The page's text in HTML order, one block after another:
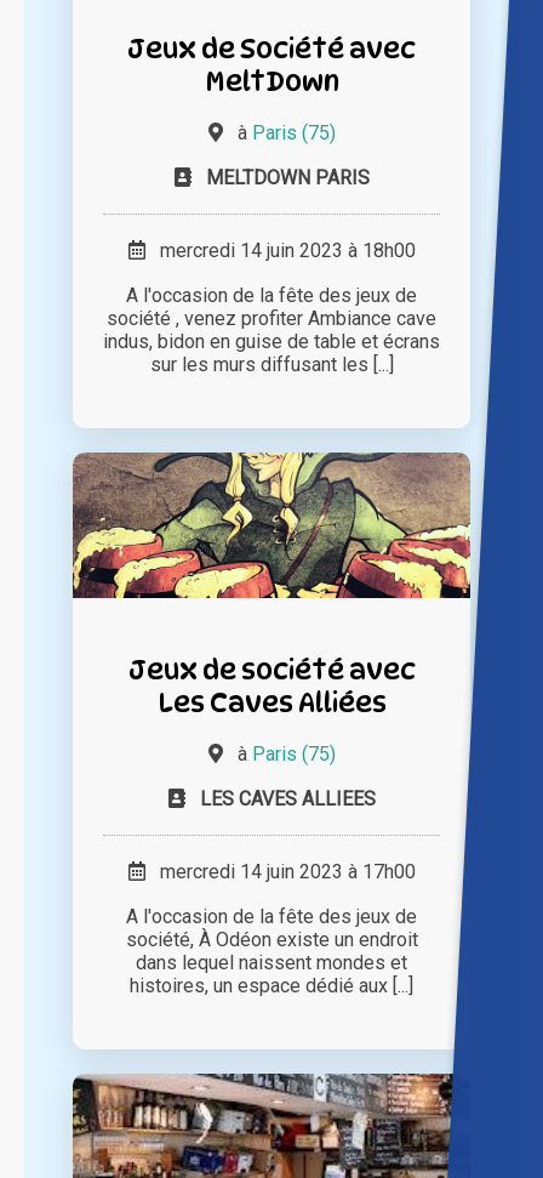
Jeux de Société avec
MeltDown
à Paris (75)
MELTDOWN PARIS
mercredi 14 juin 2023 à 18h00
A l'occasion de la fête des jeux de
société , venez profiter Ambiance cave
indus, bidon en guise de table et écrans
sur les murs diffusant les [...]
Jeux de société avec
Les Caves Alliées
à Paris (75)
LES CAVES ALLIEES
mercredi 14 juin 2023 à 17h00
A l'occasion de la fête des jeux de
société, À Odéon existe un endroit
dans lequel naissent mondes et
histoires, un espace dédié aux [...]